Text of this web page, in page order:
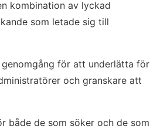
kombination av lyckad
som letade sig till
för att underlätta för
och granskare att
både de som söker och de som